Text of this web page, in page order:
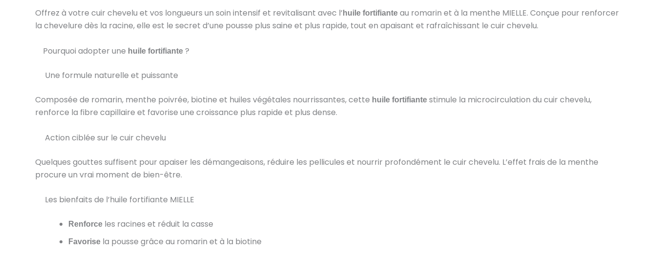
Offrez à votre cuir chevelu et vos longueurs un soin intensif et revitalisant avec l’ huile fortifiante au romarin et à la menthe MIELLE. Conçue pour renforcer
la chevelure dès la racine, elle est le secret d’une pousse plus saine et plus rapide, tout en apaisant et rafraîchissant le cuir chevelu.
Pourquoi adopter une huile fortifiante ?
Une formule naturelle et puissante
Composée de romarin, menthe poivrée, biotine et huiles végétales nourrissantes, cette huile fortifiante stimule la microcirculation du cuir chevelu,
renforce la fibre capillaire et favorise une croissance plus rapide et plus dense.
Action ciblée sur le cuir chevelu
Quelques gouttes suffisent pour apaiser les démangeaisons, réduire les pellicules et nourrir profondément le cuir chevelu. L’effet frais de la menthe
procure un vrai moment de bien-être.
Les bienfaits de l’huile fortifiante MIELLE
Renforce les racines et réduit la casse
Favorise la pousse grâce au romarin et à la biotine